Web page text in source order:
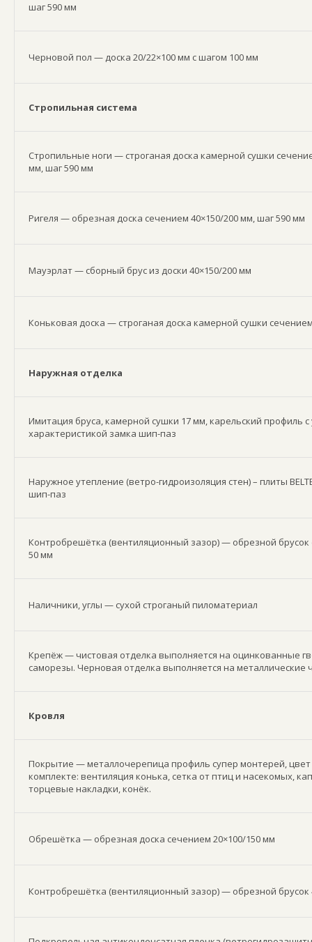
шаг 590 мм
Черновой пол — доска 20/22×100 мм с шагом 100 мм
Стропильная система
Стропильные ноги — строганая доска камерной сушки
мм, шаг 590 мм
Ригеля — обрезная доска сечением 40×150/200 мм, шаг 590 мм
Мауэрлат — сборный брус из доски 40×150/200 мм
Коньковая доска — строганая доска камерной сушки
Наружная отделка
Имитация бруса, камерной сушки 17 мм, карельский профиль
характеристикой замка шип-паз
Наружное утепление (ветро-гидроизоляция стен) – плиты
шип-паз
Контробрешётка (вентиляционный зазор) — обрезной брусок
50 мм
Наличники, углы — сухой строганый пиломатериал
Крепёж — чистовая отделка выполняется на оцинкованные
саморезы. Черновая отделка выполняется на металлические
Кровля
Покрытие — металлочерепица профиль супер монтерей,
комплекте: вентиляция конька, сетка от птиц и насекомых,
торцевые накладки, конёк.
Обрешётка — обрезная доска сечением 20×100/150 мм
Контробрешётка (вентиляционный зазор) — обрезной брусок